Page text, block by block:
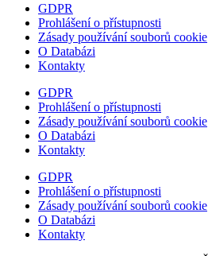
GDPR
Prohlášení o přístupnosti
Zásady používání souborů cookie
O Databázi
Kontakty
GDPR
Prohlášení o přístupnosti
Zásady používání souborů cookie
O Databázi
Kontakty
GDPR
Prohlášení o přístupnosti
Zásady používání souborů cookie
O Databázi
Kontakty